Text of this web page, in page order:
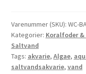
Varenummer (SKU): WC-
Kategorier: Koralfoder
Saltvand
Tags: akvarie, Algae,
saltvandsakvarie, vand